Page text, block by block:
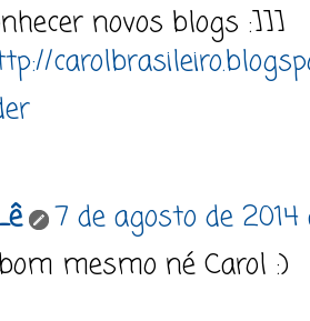
novos blogs :]]]
7 de agosto de
mesmo né Carol :)